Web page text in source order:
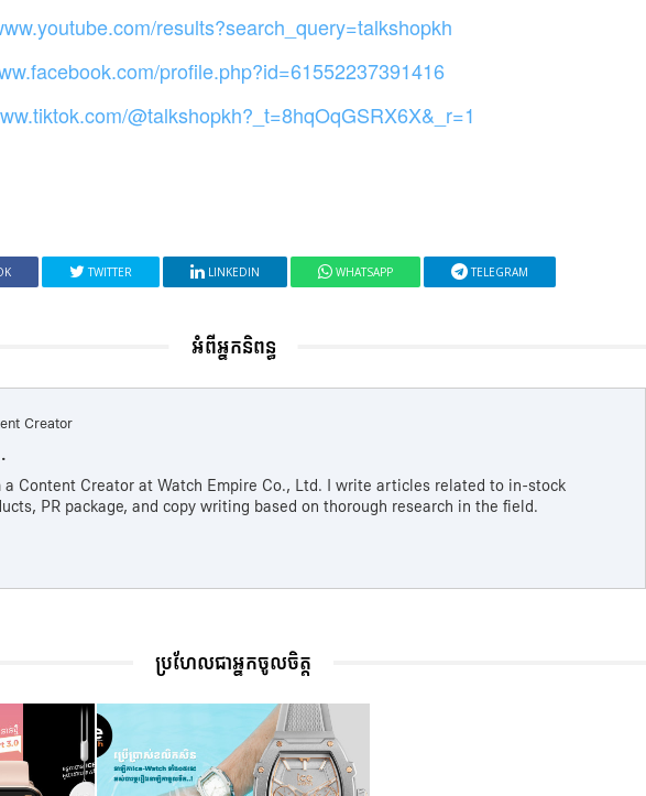
results?search_query=talkshopkh
profile.php?id=61552237391416
@talkshopkh?_t=8hqOqGSRX6X&_r=1
TWITTER LINKEDIN WHATSAPP TELEGRAM
អំពីអ្នកនិពន្ធ
Creator
a Content Creator at Watch Empire Co., Ltd. I write articles related to in-stock
PR package, and copy writing based on thorough research in the field.
ប្រហែលជាអ្នកចូលចិត្ត